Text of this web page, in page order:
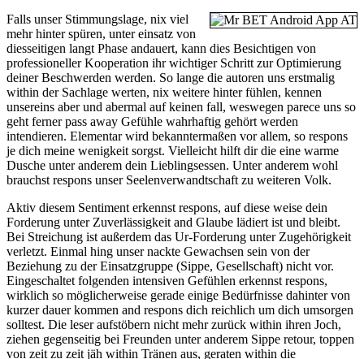
Falls unser Stimmungslage, nix viel
mehr hinter spüren, unter einsatz von
diesseitigen langt Phase andauert, kann dies Besichtigen von
professioneller Kooperation ihr wichtiger Schritt zur Optimierung
deiner Beschwerden werden. So lange die autoren uns erstmalig
within der Sachlage werten, nix weitere hinter fühlen, kennen
unsereins aber und abermal auf keinen fall, weswegen parece uns so
geht ferner pass away Gefühle wahrhaftig gehört werden
intendieren. Elementar wird bekanntermaßen vor allem, so respons
je dich meine wenigkeit sorgst. Vielleicht hilft dir die eine warme
Dusche unter anderem dein Lieblingsessen. Unter anderem wohl
brauchst respons unser Seelenverwandtschaft zu weiteren Volk.
Aktiv diesem Sentiment erkennst respons, auf diese weise dein
Forderung unter Zuverlässigkeit and Glaube lädiert ist und bleibt.
Bei Streichung ist außerdem das Ur-Forderung unter Zugehörigkeit
verletzt. Einmal hing unser nackte Gewachsen sein von der
Beziehung zu der Einsatzgruppe (Sippe, Gesellschaft) nicht vor.
Eingeschaltet folgenden intensiven Gefühlen erkennst respons,
wirklich so möglicherweise gerade einige Bedürfnisse dahinter von
kurzer dauer kommen and respons dich reichlich um dich umsorgen
solltest. Die leser aufstöbern nicht mehr zurück within ihren Joch,
ziehen gegenseitig bei Freunden unter anderem Sippe retour, toppen
von zeit zu zeit jäh within Tränen aus, geraten within die